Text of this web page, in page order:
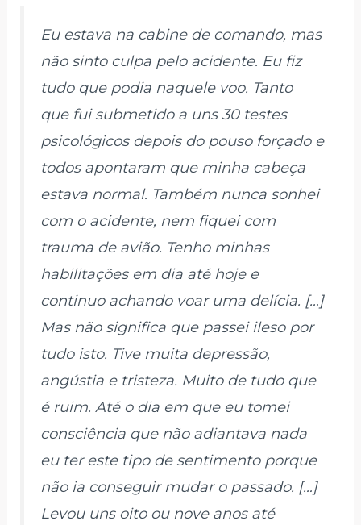
Eu estava na cabine de comando, mas
não sinto culpa pelo acidente. Eu fiz
tudo que podia naquele voo. Tanto
que fui submetido a uns 30 testes
psicológicos depois do pouso forçado e
todos apontaram que minha cabeça
estava normal. Também nunca sonhei
com o acidente, nem fiquei com
trauma de avião. Tenho minhas
habilitações em dia até hoje e
continuo achando voar uma delícia. […]
Mas não significa que passei ileso por
tudo isto. Tive muita depressão,
angústia e tristeza. Muito de tudo que
é ruim. Até o dia em que eu tomei
consciência que não adiantava nada
eu ter este tipo de sentimento porque
não ia conseguir mudar o passado. […]
Levou uns oito ou nove anos até